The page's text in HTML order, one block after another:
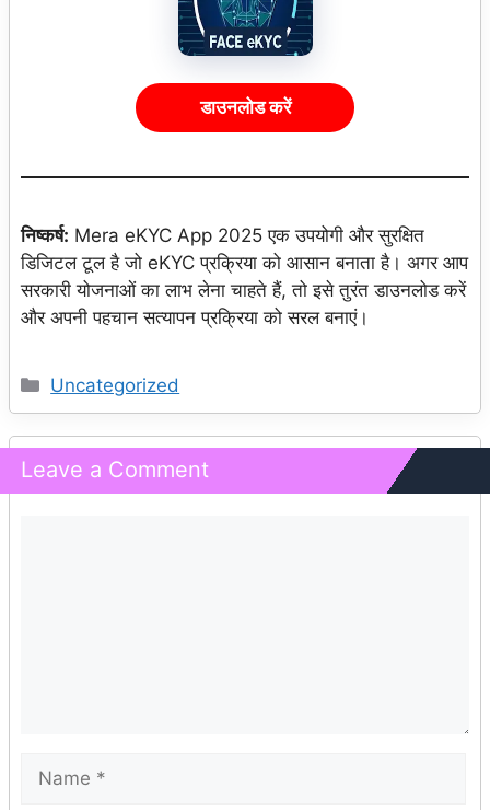
डाउनलोड करें
निष्कर्ष: Mera eKYC App 2025 एक उपयोगी और सुरक्षित
डिजिटल टूल है जो eKYC प्रक्रिया को आसान बनाता है। अगर आप
सरकारी योजनाओं का लाभ लेना चाहते हैं, तो इसे तुरंत डाउनलोड करें
और अपनी पहचान सत्यापन प्रक्रिया को सरल बनाएं।
Categories
Uncategorized
Leave a Comment
Name